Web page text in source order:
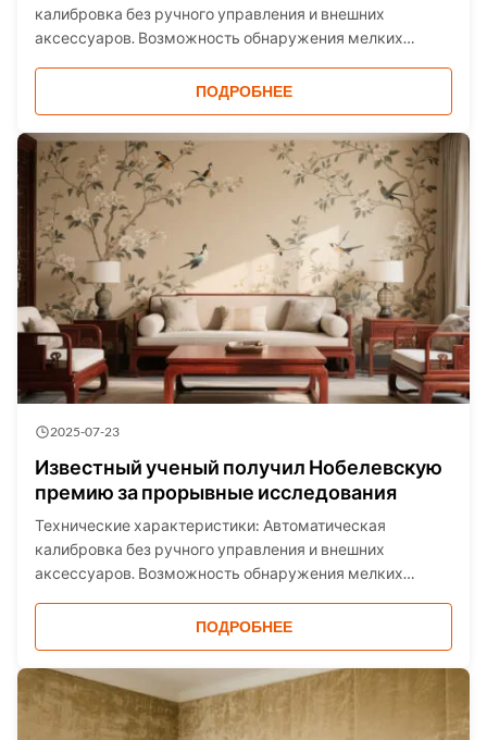
калибровка без ручного управления и внешних
аксессуаров. Возможность обнаружения мелких
встроенного микроскопа. Оценка риска
воспламенения и автоматическая остановка лазера.
Проникновение через коричневое стекло, нек...
ПОДРОБНЕЕ
2025-07-23
Известный ученый получил Нобелевскую
премию за прорывные исследования
Технические характеристики: Автоматическая
калибровка без ручного управления и внешних
аксессуаров. Возможность обнаружения мелких
встроенного микроскопа. Оценка риска
воспламенения и автоматическая остановка лазера.
Проникновение через коричневое стекло, нек...
ПОДРОБНЕЕ